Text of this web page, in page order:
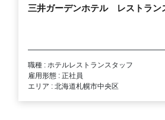
三井ガーデンホテル レストラン
職種 : ホテルレストランスタッフ
雇用形態 : 正社員
エリア : 北海道札幌市中央区